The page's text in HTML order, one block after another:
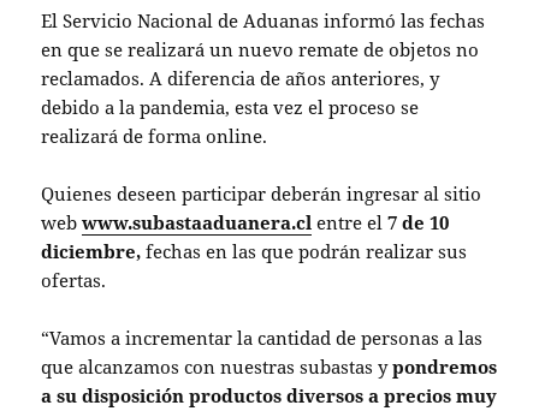
El Servicio Nacional de Aduanas informó las fechas
en que se realizará un nuevo remate de objetos no
reclamados. A diferencia de años anteriores, y
debido a la pandemia, esta vez el proceso se
realizará de forma online.
Quienes deseen participar deberán ingresar al sitio
webwww.subastaaduanera.cl entre el7 de 10
diciembre,fechas en las que podrán realizar sus
ofertas.
“Vamos a incrementar la cantidad de personas a las
que alcanzamos con nuestras subastas ypondremos
a su disposición productos diversos a precios muy